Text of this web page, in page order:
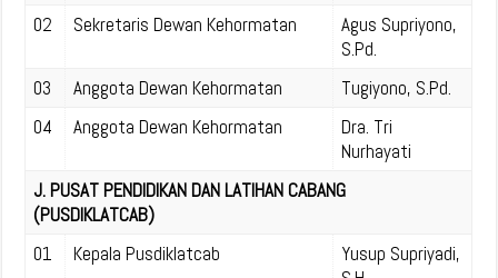
02
Sekretaris Dewan Kehormatan
Agus Supriyono,
S.Pd.
03
Anggota Dewan Kehormatan
Tugiyono, S.Pd.
04
Anggota Dewan Kehormatan
Dra. Tri
Nurhayati
J. PUSAT PENDIDIKAN DAN LATIHAN CABANG
(PUSDIKLATCAB)
01
Kepala Pusdiklatcab
Yusup Supriyadi,